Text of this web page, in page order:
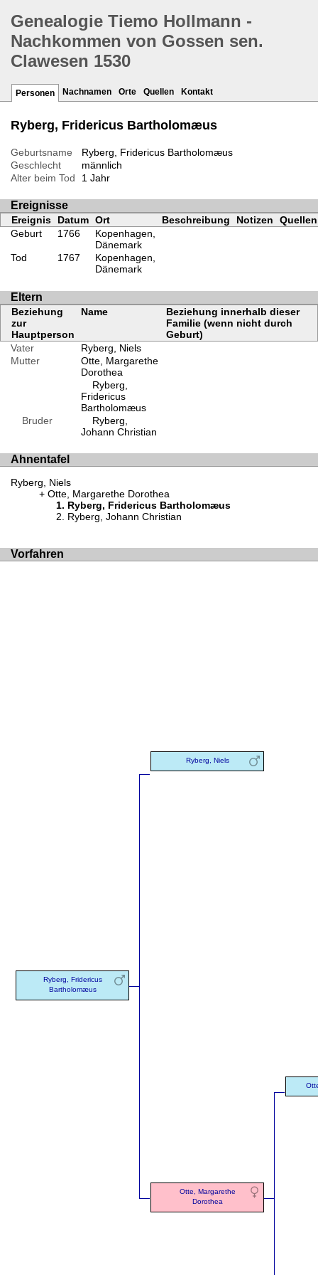
Genealogie Tiemo Hollmann -
Nachkommen von Gossen sen.
Clawesen 1530
Personen Nachnamen Orte Quellen Kontakt
Ryberg, Fridericus Bartholomæus
Geburtsname
Ryberg, Fridericus Bartholomæus
Geschlecht
männlich
Alter beim Tod
1 Jahr
Ereignisse
Ereignis Datum Ort Beschreibung Notizen
Quellen
Geburt
1766
Kopenhagen,
Dänemark
Tod
1767
Kopenhagen,
Dänemark
Eltern
Beziehung
zur
Hauptperson
Name
Beziehung innerhalb dieser
Familie (wenn nicht durch
Geburt)
Vater
Ryberg, Niels
Mutter
Otte, Margarethe
Dorothea
Ryberg,
Fridericus
Bartholomæus
Bruder
Ryberg,
Johann Christian
Ahnentafel
Ryberg, Niels
Otte, Margarethe Dorothea
Ryberg, Fridericus Bartholomæus
Ryberg, Johann Christian
Vorfahren
Ryberg, Fridericus
Bartholomæus
Ryberg, Niels
Otte, Margarethe
Dorothea